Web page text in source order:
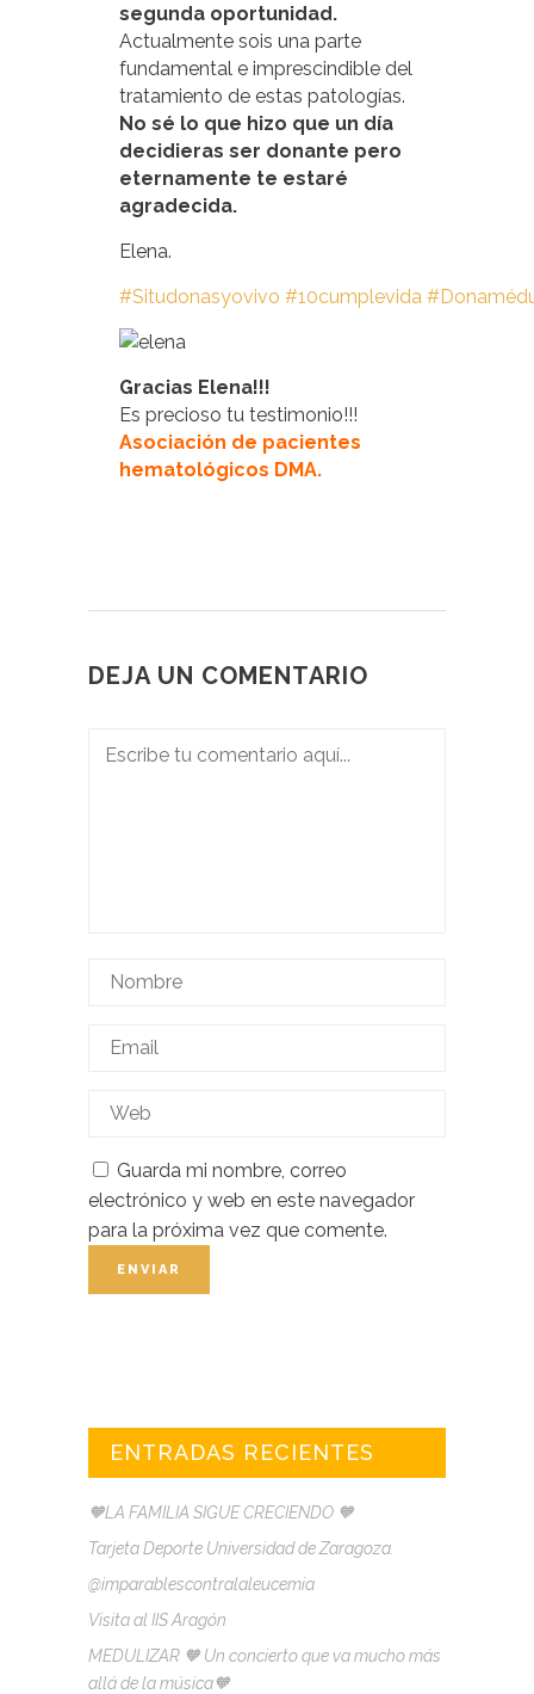
segunda oportunidad.
Actualmente sois una parte
fundamental e imprescindible del
tratamiento de estas patologías.
No sé lo que hizo que un día
decidieras ser donante pero
eternamente te estaré
agradecida.
Elena.
#Situdonasyovivo #10cumplevida
Gracias Elena!!!
Es precioso tu testimonio!!!
Asociación de pacientes
hematológicos DMA.
DEJA UN COMENTARIO
Guarda mi nombre, correo
electrónico y web en este navegador
para la próxima vez que comente.
ENTRADAS RECIENTES
🧡LA FAMILIA SIGUE CRECIENDO 🧡
Tarjeta Deporte Universidad de Zaragoza.
@imparablescontralaleucemia
Visita al IIS Aragón
MEDULIZAR 🧡 Un concierto que va mucho más
allá de la música🧡